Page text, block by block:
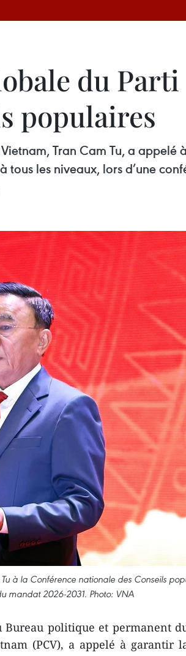
du
populaires
Tran Cam Tu, a
les niveaux, lors d’une
à la Conférence nationale des Conseils
mandat 2026-2031. Photo: VNA
Bureau politique et permanent
(PCV), a appelé à garantir